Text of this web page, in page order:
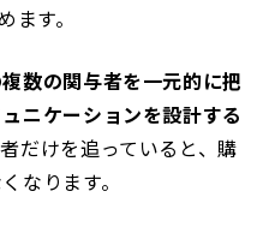
ます。
数の関与者を一元的に把
ニケーションを設計する
だけを追っていると、購
なります。